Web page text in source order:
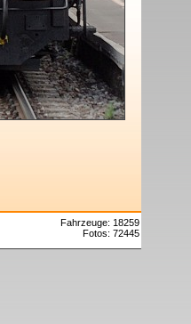
Fahrzeuge: 18259
Fotos: 72445